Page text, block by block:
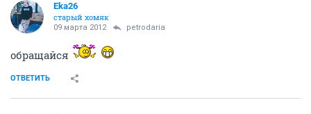
Eka26
старый хомяк
09 марта 2012 petrodaria
обращайся
ОТВЕТИТЬ